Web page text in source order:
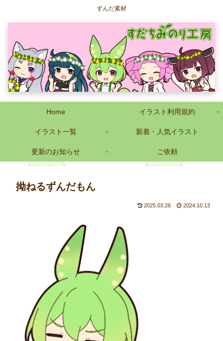
ずんだ素材
Home イラスト利用規約
イラスト一覧 新着・人気イラスト
更新のお知らせ ご依頼
拗ねるずんだもん
2025.03.26 2024.10.13